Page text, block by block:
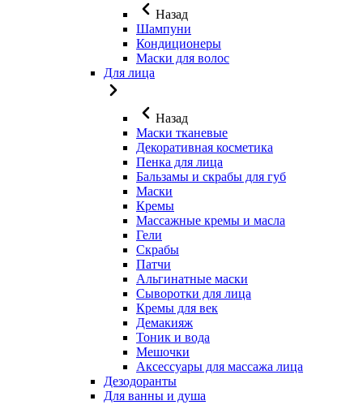
Назад
Шампуни
Кондиционеры
Маски для волос
Для лица
Назад
Маски тканевые
Декоративная косметика
Пенка для лица
Бальзамы и скрабы для губ
Маски
Кремы
Массажные кремы и масла
Гели
Скрабы
Патчи
Альгинатные маски
Сыворотки для лица
Кремы для век
Демакияж
Тоник и вода
Мешочки
Аксессуары для массажа лица
Дезодоранты
Для ванны и душа